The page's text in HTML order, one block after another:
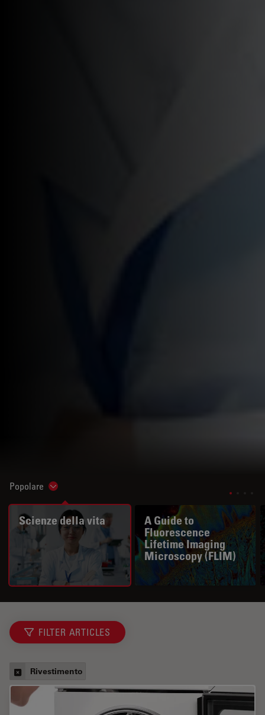
Popolare Show subnavigation
Scienze della vita
A Guide to
Fluorescence
Lifetime Imaging
Microscopy (FLIM)
FILTER ARTICLES
Rivestimento